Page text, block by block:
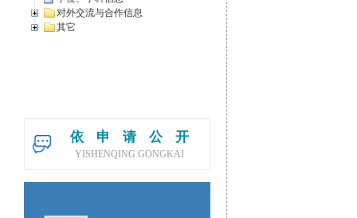
对外交流与合作信息
其它
依申请公开
YISHENQING GONGKAI